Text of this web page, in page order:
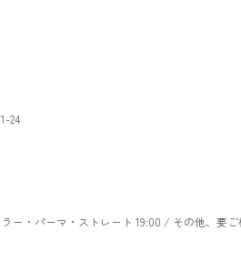
24
ー・パーマ・ストレート 19:00 / その他、要ご